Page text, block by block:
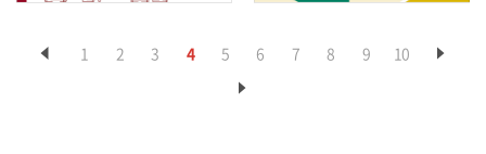
1 2 3 4 5 6 7 8 9 10